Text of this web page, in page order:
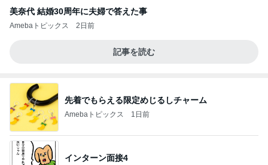
美奈代 結婚30周年に夫婦で答えた事
Amebaトピックス 2日前
記事を読む
先着でもらえる限定めじるしチャーム
Amebaトピックス 1日前
インターン面接4